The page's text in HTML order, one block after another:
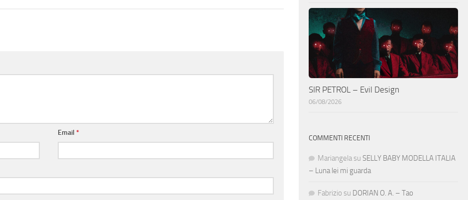
Email*
SIR PETROL – Evil Design
06/08/2026
COMMENTI RECENTI
Mariangela su SELLY BABY MODELLA ITALIA
– Luna lei mi guarda
Fabrizio su DORIAN O. A. – Tao